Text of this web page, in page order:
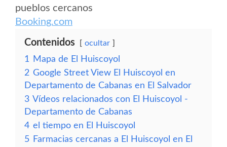
pueblos cercanos
Booking.com
Contenidos ocultar
1
Mapa de El Huiscoyol
2 Google Street View El Huiscoyol en
Departamento de Cabanas en El Salvador
3 Vídeos relacionados con El Huiscoyol -
Departamento de Cabanas
4 el tiempo en El Huiscoyol
5 Farmacias cercanas a El Huiscoyol en El